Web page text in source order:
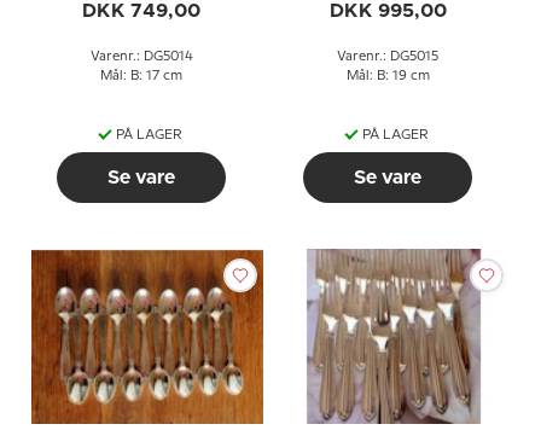
DKK 749,00
Varenr.: DG5014
Mål: B: 17 cm
PÅ LAGER
Se vare
DKK 995,00
Varenr.: DG5015
Mål: B: 19 cm
PÅ LAGER
Se vare